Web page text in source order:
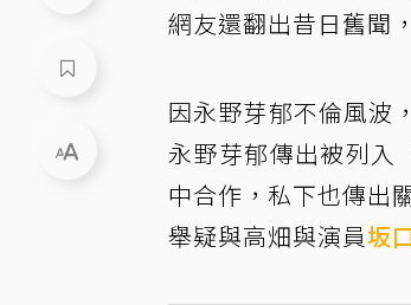
網友還翻出昔日舊聞
因永野芽郁不倫風波
永野芽郁傳出被列入
中合作，私下也傳出
舉疑與高畑與演員坂